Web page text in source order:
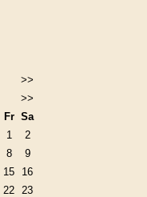
>>
>>
Fr Sa
1
2
8
9
15
16
22
23